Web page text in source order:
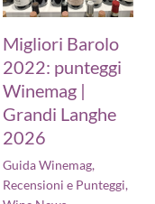
Migliori Barolo
2022: punteggi
Winemag |
Grandi Langhe
2026
Guida Winemag,
Recensioni e Punteggi,